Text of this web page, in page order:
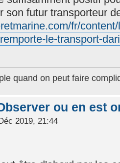
son futur transporteur
fr/
le-transport-
quand on peut faire
ou en est
2019, 21:44